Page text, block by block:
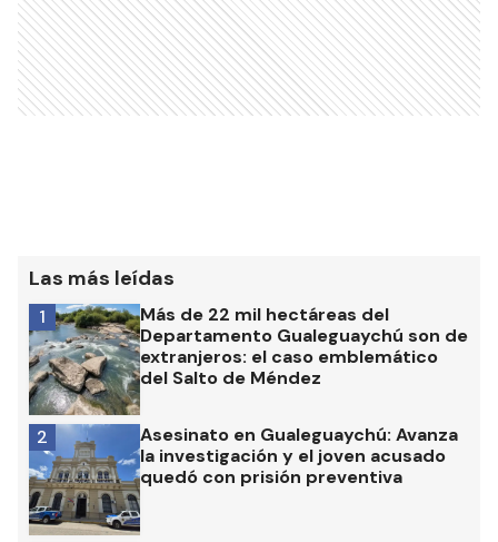
Las más leídas
Más de 22 mil hectáreas del
Departamento Gualeguaychú son de
extranjeros: el caso emblemático
del Salto de Méndez
1
Asesinato en Gualeguaychú: Avanza
la investigación y el joven acusado
quedó con prisión preventiva
2